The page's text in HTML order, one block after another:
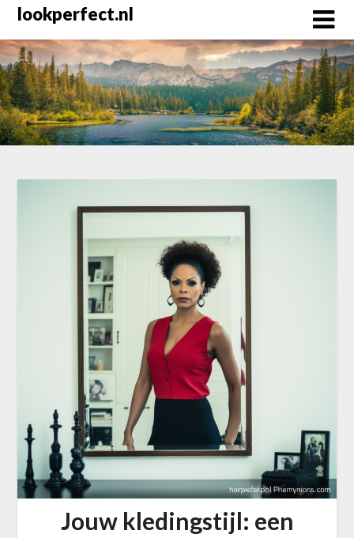
Skip
content
lookperfect.nl
Jouw kledingstijl: een